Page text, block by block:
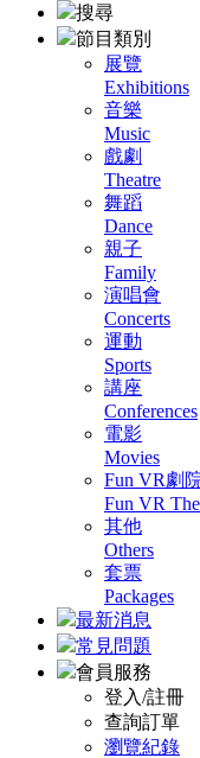
搜尋
節目類別
展覽
Exhibitions
音樂
Music
戲劇
Theatre
舞蹈
Dance
親子
Family
演唱會
Concerts
運動
Sports
講座
Conferences
電影
Movies
Fun VR劇
Fun VR
其他
Others
套票
Packages
最新消息
常見問題
會員服務
登入/註冊
查詢訂單
瀏覽紀錄